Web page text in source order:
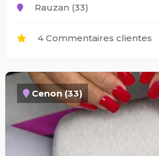
Rauzan (33)
4 Commentaires clientes
Cenon (33)